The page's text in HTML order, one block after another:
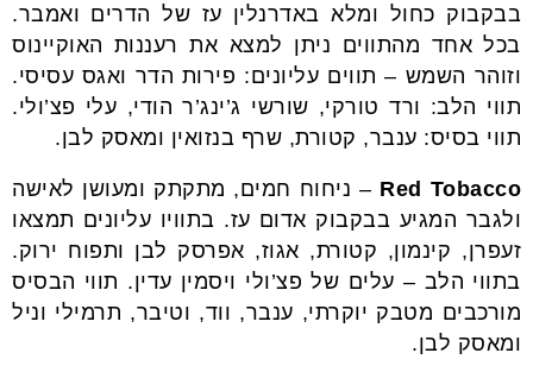
בבקבוק כחול ומלא באדרנלין עז של הדרים ואמבר.
בכל אחד מהתווים ניתן למצא את רעננות האוקיינוס
וזוהר השמש – תווים עליונים: פירות הדר ואגס עסיסי.
תווי הלב: ורד טורקי, שורשי ג’ינג’ר הודי, עלי פצ’ולי.
תווי בסיס: ענבר, קטורת, שרף בנזואין ומאסק לבן.
Red Tobacco – ניחוח חמים, מתקתק ומעושן לאישה
ולגבר המגיע בבקבוק אדום עז. בתוויו עליונים תמצאו
זעפרן, קינמון, קטורת, אגוז, אפרסק לבן ותפוח ירוק.
בתווי הלב – עלים של פצ’ולי ויסמין עדין. תווי הבסיס
מורכבים מטבק יוקרתי, ענבר, ווד, וטיבר, תרמילי וניל
ומאסק לבן.